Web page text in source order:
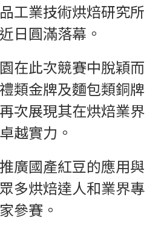
工業技術烘焙研究所
日圓滿落幕。
在此次競賽中脫穎而
類金牌及麵包類銅牌
次展現其在烘焙業界
越實力。
廣國產紅豆的應用與
多烘焙達人和業界專
家參賽。